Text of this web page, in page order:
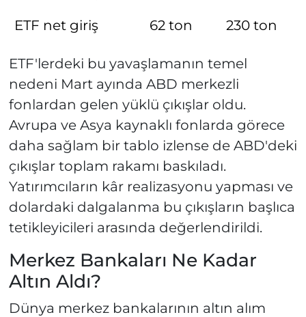
ETF net giriş
62 ton 230 ton
ETF'lerdeki bu yavaşlamanın temel
nedeni Mart ayında ABD merkezli
fonlardan gelen yüklü çıkışlar oldu.
Avrupa ve Asya kaynaklı fonlarda görece
daha sağlam bir tablo izlense de ABD'deki
çıkışlar toplam rakamı baskıladı.
Yatırımcıların kâr realizasyonu yapması ve
dolardaki dalgalanma bu çıkışların başlıca
tetikleyicileri arasında değerlendirildi.
Merkez Bankaları Ne Kadar
Altın Aldı?
Dünya merkez bankalarının altın alım